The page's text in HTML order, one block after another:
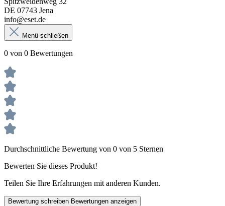
DE 07743 Jena
info@eset.de
Menü schließen
0 von 0 Bewertungen
Durchschnittliche Bewertung von 0 von 5 Sternen
Bewerten Sie dieses Produkt!
Teilen Sie Ihre Erfahrungen mit anderen Kunden.
Bewertung schreiben Bewertungen anzeigen